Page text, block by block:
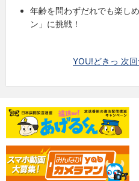
年齢を問わずだれでも楽し
ン」に挑戦！
YOU!どきっ 次